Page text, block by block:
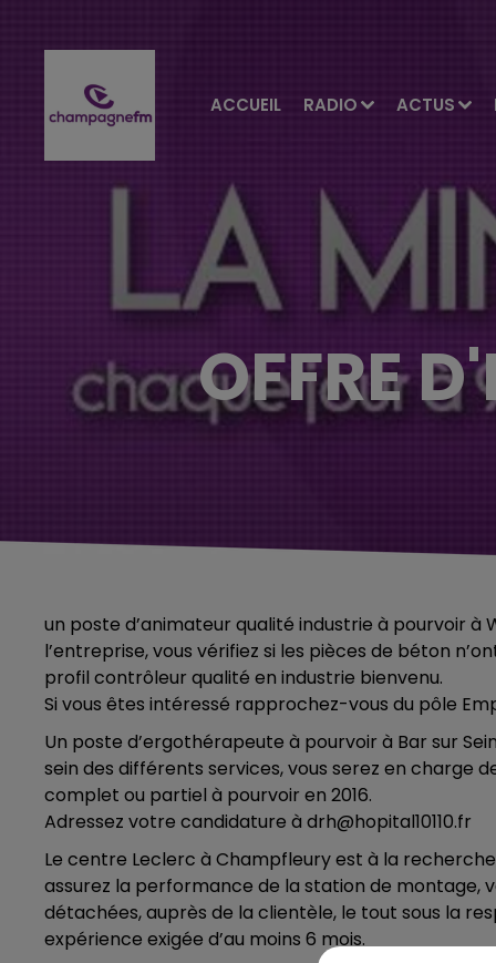
ACCUEIL RADIO ACTUS
OFFRE
un poste d’animateur qualité industrie à pourvoir à
l’entreprise, vous vérifiez si les pièces de béton
profil contrôleur qualité en industrie bienvenu.
Si vous êtes intéressé rapprochez-vous du pôle
Un poste d’ergothérapeute à pourvoir à Bar sur
sein des différents services, vous serez en charge
complet ou partiel à pourvoir en 2016.
Adressez votre candidature à drh@hopital10110.fr
Le centre Leclerc à Champfleury est à la
assurez la performance de la station de montage,
détachées, auprès de la clientèle, le tout sous la
expérience exigée d’au moins 6 mois.